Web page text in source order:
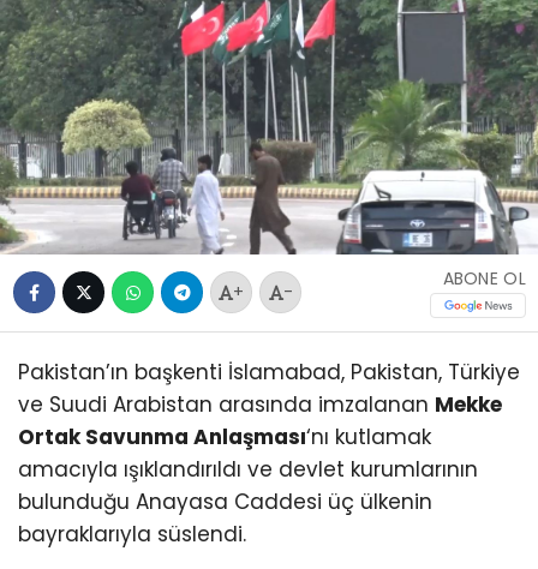
+ -
ABONE OL
Pakistan’ın başkenti İslamabad, Pakistan, Türkiye
ve Suudi Arabistan arasında imzalanan Mekke
Ortak Savunma Anlaşması‘nı kutlamak
amacıyla ışıklandırıldı ve devlet kurumlarının
bulunduğu Anayasa Caddesi üç ülkenin
bayraklarıyla süslendi.